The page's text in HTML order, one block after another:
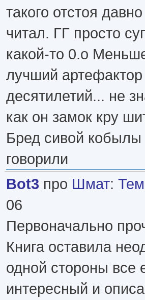
такого отстоя
читал. ГГ просто
какой-то 0.о
лучший
десятилетий... не
как он замок кру
Бред сивой
говорили
Bot3 про Шмат:
06
Первоначально
Книга оставила
одной стороны все
интересный и